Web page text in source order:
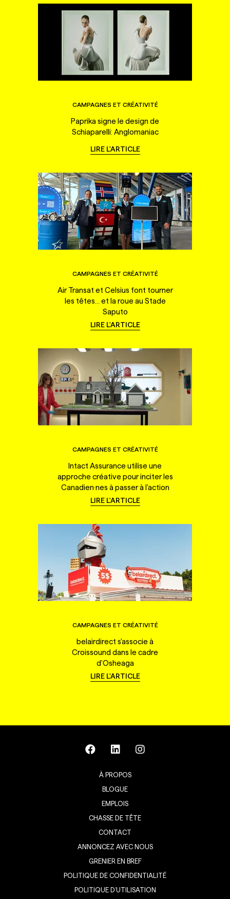
CAMPAGNES ET CRÉATIVITÉ
Paprika signe le design de
Schiaparelli: Anglomaniac
LIRE L'ARTICLE
CAMPAGNES ET CRÉATIVITÉ
Air Transat et Celsius font tourner
les têtes... et la roue au Stade
Saputo
LIRE L'ARTICLE
CAMPAGNES ET CRÉATIVITÉ
Intact Assurance utilise une
approche créative pour inciter les
Canadien·nes à passer à l'action
LIRE L'ARTICLE
CAMPAGNES ET CRÉATIVITÉ
belairdirect s'associe à
Croissound dans le cadre
d'Osheaga
LIRE L'ARTICLE
À PROPOS
BLOGUE
EMPLOIS
CHASSE DE TÊTE
CONTACT
ANNONCEZ AVEC NOUS
GRENIER EN BREF
POLITIQUE DE CONFIDENTIALITÉ
POLITIQUE D’UTILISATION